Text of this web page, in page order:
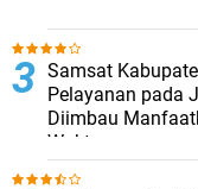
Samsat
Pelayanan pada
Diimbau
Waktu